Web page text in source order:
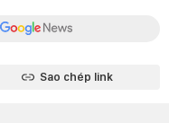
Sao chép link